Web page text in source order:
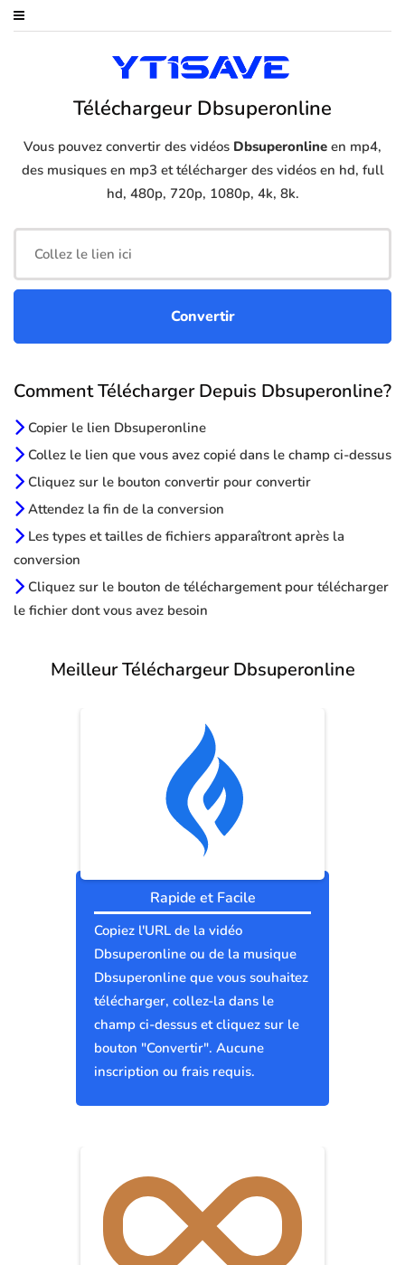
Téléchargeur Dbsuperonline
Vous pouvez convertir des vidéos Dbsuperonline en mp4,
des musiques en mp3 et télécharger des vidéos en hd, full
hd, 480p, 720p, 1080p, 4k, 8k.
Comment Télécharger Depuis Dbsuperonline?
Copier le lien Dbsuperonline
Collez le lien que vous avez copié dans le champ ci-dessus
Cliquez sur le bouton convertir pour convertir
Attendez la fin de la conversion
Les types et tailles de fichiers apparaîtront après la
conversion
Cliquez sur le bouton de téléchargement pour télécharger
le fichier dont vous avez besoin
Meilleur Téléchargeur Dbsuperonline
Rapide et Facile
Copiez l'URL de la vidéo
Dbsuperonline ou de la musique
Dbsuperonline que vous souhaitez
télécharger, collez-la dans le
champ ci-dessus et cliquez sur le
bouton "Convertir". Aucune
inscription ou frais requis.